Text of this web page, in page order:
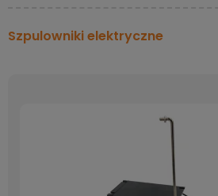
Szpulowniki elektryczne